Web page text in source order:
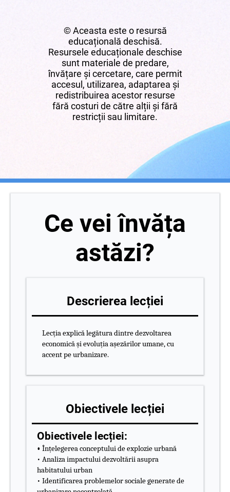
© Aceasta este o resursă
educațională deschisă.
Resursele educaționale deschise
sunt materiale de predare,
învățare și cercetare, care permit
accesul, utilizarea, adaptarea și
redistribuirea acestor resurse
fără costuri de către alții și fără
restricții sau limitare.
Ce vei învăța
astăzi?
Descrierea lecției
Lecția explică legătura dintre dezvoltarea
economică și evoluția așezărilor umane, cu
accent pe urbanizare.
Obiectivele lecției
Obiectivele lecției:
• Înțelegerea conceptului de explozie urbană
• Analiza impactului dezvoltării asupra
habitatului urban
• Identificarea problemelor sociale generate de